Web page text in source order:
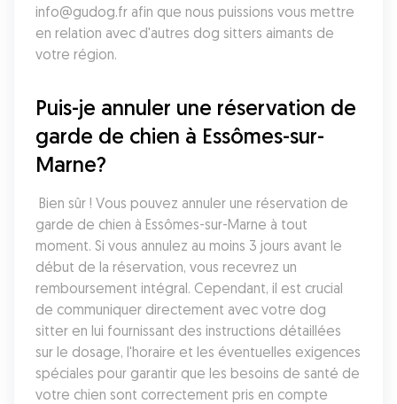
info@gudog.fr afin que nous puissions vous mettre
en relation avec d'autres dog sitters aimants de
votre région.
Puis-je annuler une réservation de
garde de chien à Essômes-sur-
Marne?
garde de chien à Essômes-sur-Marne à tout
moment. Si vous annulez au moins 3 jours avant le
début de la réservation, vous recevrez un
remboursement intégral. Cependant, il est crucial
de communiquer directement avec votre dog
sitter en lui fournissant des instructions détaillées
sur le dosage, l'horaire et les éventuelles exigences
spéciales pour garantir que les besoins de santé de
votre chien sont correctement pris en compte